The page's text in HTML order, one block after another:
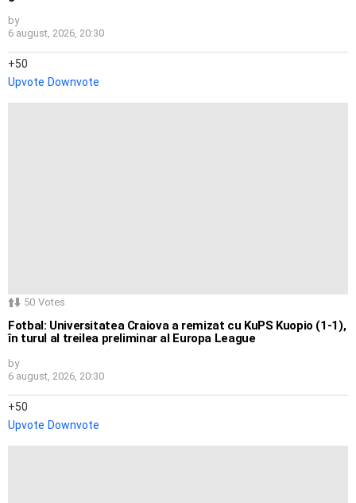
by
6 august, 2026, 20:30
50
Upvote Downvote
50 Votes
Fotbal: Universitatea Craiova a remizat cu KuPS Kuopio (1-1),
în turul al treilea preliminar al Europa League
by
6 august, 2026, 20:30
50
Upvote Downvote